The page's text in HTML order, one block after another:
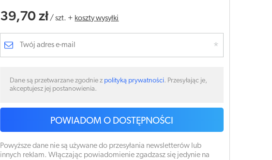
39,70 zł /szt. + koszty wysyłki
Dane są przetwarzane zgodnie z polityką prywatności. Przesyłając je,
akceptujesz jej postanowienia.
POWIADOM O DOSTĘPNOŚCI
Powyższe dane nie są używane do przesyłania newsletterów lub
innych reklam. Włączając powiadomienie zgadzasz się jedynie na